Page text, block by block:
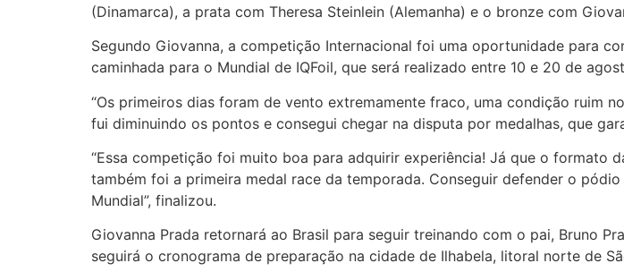
(Dinamarca), a prata com Theresa Steinlein (Alemanha) e o bronze com
Segundo Giovanna, a competição Internacional foi uma oportunidade para
caminhada para o Mundial de IQFoil, que será realizado entre 10 e 20 de
“Os primeiros dias foram de vento extremamente fraco, uma condição ruim
fui diminuindo os pontos e consegui chegar na disputa por medalhas, que
“Essa competição foi muito boa para adquirir experiência! Já que o formato
também foi a primeira medal race da temporada. Conseguir defender o
Mundial”, finalizou.
Giovanna Prada retornará ao Brasil para seguir treinando com o pai, Bruno
seguirá o cronograma de preparação na cidade de Ilhabela, litoral norte de